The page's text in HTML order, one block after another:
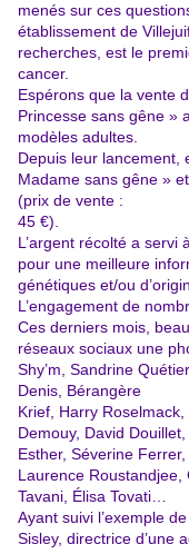
menés sur ces
établissement de
recherches, est le
cancer.
Espérons que la vente
Princesse sans gêne »
modèles adultes.
Depuis leur lancement,
Madame sans gêne »
(prix de vente :
45 €).
L’argent récolté a servi
pour une meilleure
génétiques et/ou
L’engagement de
Ces derniers mois,
réseaux sociaux une
Shy’m, Sandrine
Denis, Bérangère
Krief, Harry
Demouy, David
Esther, Séverine
Laurence Roustandjee,
Tavani, Élisa Tovati…
Ayant suivi l’exemple
Sisley, directrice d’une